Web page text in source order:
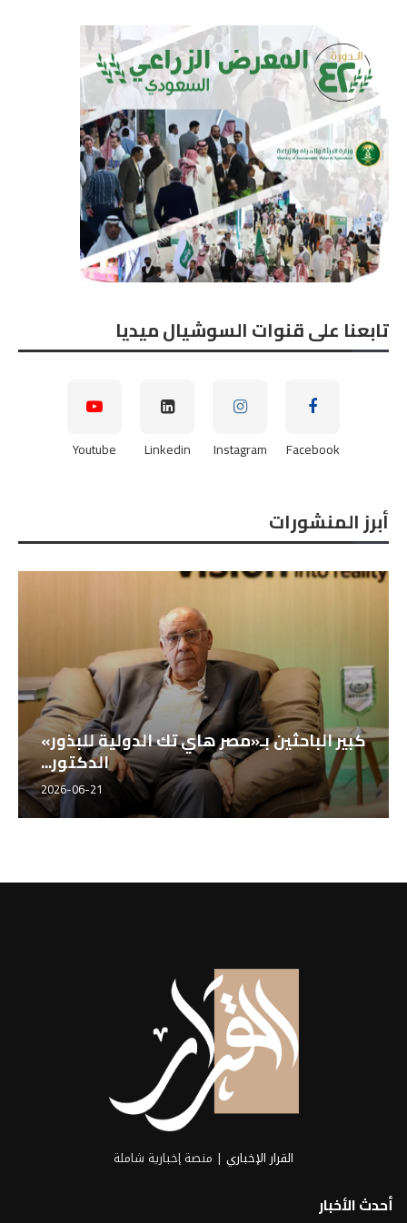
تابعنا على قنوات السوشيال ميديا
Facebook
Instagram
Linkedin
Youtube
أبرز المنشورات
كبير الباحثين بـ«مصر هاي تك الدولية للبذور»
الدكتور...
2026-06-21
القرار الإخباري | منصة إخبارية شاملة
أحدث الأخبار